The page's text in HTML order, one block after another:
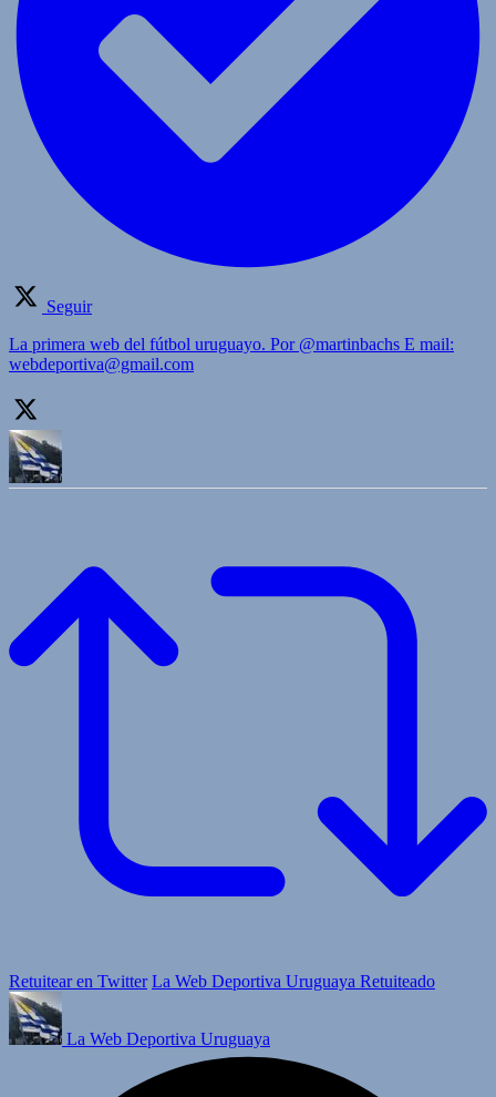
Seguir
La primera web del fútbol uruguayo. Por @martinbachs E mail:
webdeportiva@gmail.com
Retuitear en Twitter La Web Deportiva Uruguaya Retuiteado
La Web Deportiva Uruguaya